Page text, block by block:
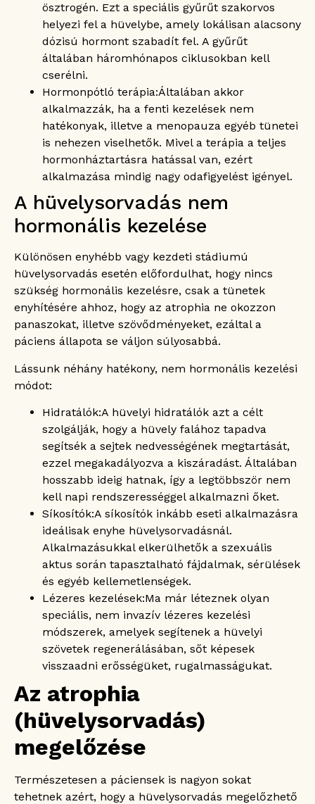
ösztrogén. Ezt a speciális gyűrűt szakorvos
helyezi fel a hüvelybe, amely lokálisan alacsony
dózisú hormont szabadít fel. A gyűrűt
általában háromhónapos ciklusokban kell
cserélni.
Hormonpótló terápia:Általában akkor
alkalmazzák, ha a fenti kezelések nem
hatékonyak, illetve a menopauza egyéb tünetei
is nehezen viselhetők. Mivel a terápia a teljes
hormonháztartásra hatással van, ezért
alkalmazása mindig nagy odafigyelést igényel.
A hüvelysorvadás nem
hormonális kezelése
Különösen enyhébb vagy kezdeti stádiumú
hüvelysorvadás esetén előfordulhat, hogy nincs
szükség hormonális kezelésre, csak a tünetek
enyhítésére ahhoz, hogy az atrophia ne okozzon
panaszokat, illetve szövődményeket, ezáltal a
páciens állapota se váljon súlyosabbá.
Lássunk néhány hatékony, nem hormonális kezelési
módot:
Hidratálók:A hüvelyi hidratálók azt a célt
szolgálják, hogy a hüvely falához tapadva
segítsék a sejtek nedvességének megtartását,
ezzel megakadályozva a kiszáradást. Általában
hosszabb ideig hatnak, így a legtöbbször nem
kell napi rendszerességgel alkalmazni őket.
Síkosítók:A síkosítók inkább eseti alkalmazásra
ideálisak enyhe hüvelysorvadásnál.
Alkalmazásukkal elkerülhetők a szexuális
aktus során tapasztalható fájdalmak, sérülések
és egyéb kellemetlenségek.
Lézeres kezelések:Ma már léteznek olyan
speciális, nem invazív lézeres kezelési
módszerek, amelyek segítenek a hüvelyi
szövetek regenerálásában, sőt képesek
visszaadni erősségüket, rugalmasságukat.
Az atrophia
(hüvelysorvadás)
megelőzése
Természetesen a páciensek is nagyon sokat
tehetnek azért, hogy a hüvelysorvadás megelőzhető